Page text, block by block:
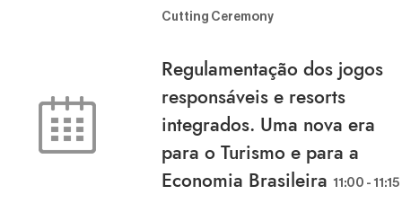
utting Ceremony
Regulamentação dos jogos
responsáveis e resorts
integrados. Uma nova era
para o Turismo e para a
Economia Brasileira 11:00 - 11:15